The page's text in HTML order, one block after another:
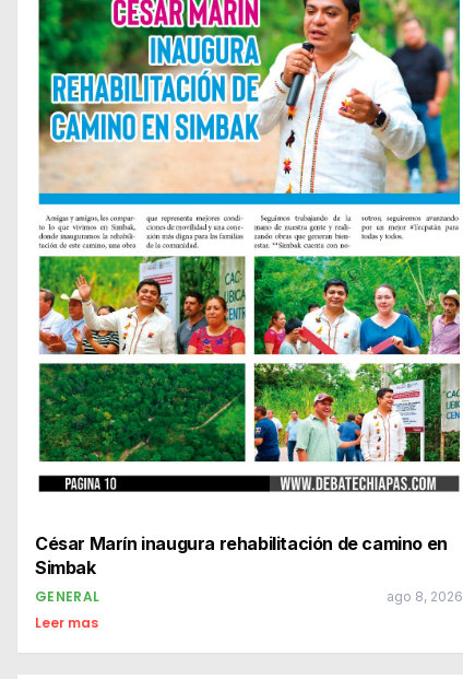
César Marín inaugura rehabilitación de camino en
Simbak
GENERAL ago 8, 2026
Leer mas